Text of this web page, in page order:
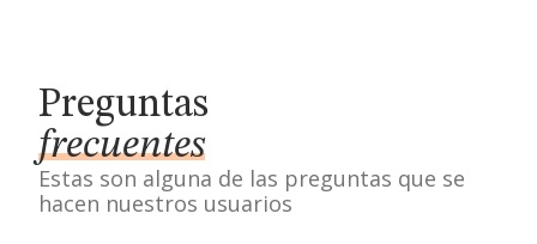
Preguntas
frecuentes
Estas son alguna de las preguntas que se
hacen nuestros usuarios